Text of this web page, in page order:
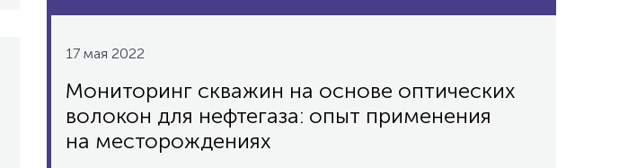
17 мая 2022
Мониторинг скважин на основе оптических
волокон для нефтегаза: опыт применения
на месторождениях